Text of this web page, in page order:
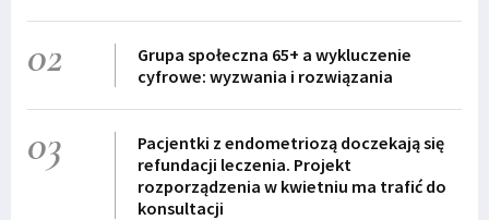
02
Grupa społeczna 65+ a wykluczenie
cyfrowe: wyzwania i rozwiązania
03
Pacjentki z endometriozą doczekają się
refundacji leczenia. Projekt
rozporządzenia w kwietniu ma trafić do
konsultacji